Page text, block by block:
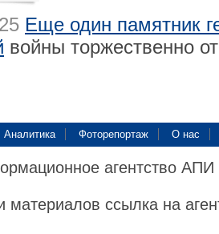
Еще один памятник
войны торжественно
Аналитика Фоторепортаж О нас
агентство
материалов ссылка на